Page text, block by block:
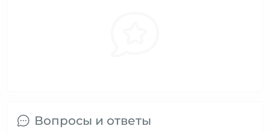
Вопросы и ответы